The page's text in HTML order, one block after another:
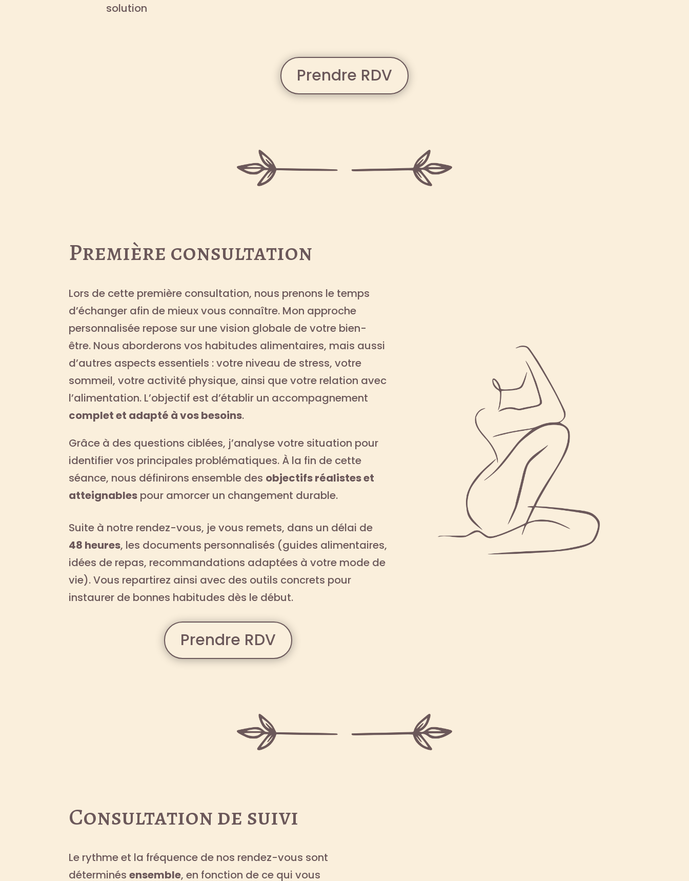
solution
Prendre RDV
Première consultation
Lors de cette première consultation, nous prenons le temps
d’échanger afin de mieux vous connaître. Mon approche
personnalisée repose sur une vision globale de votre bien-
être. Nous aborderons vos habitudes alimentaires, mais aussi
d’autres aspects essentiels : votre niveau de stress, votre
sommeil, votre activité physique, ainsi que votre relation avec
l’alimentation. L’objectif est d’établir un accompagnement
complet et adapté à vos besoins.
Grâce à des questions ciblées, j’analyse votre situation pour
identifier vos principales problématiques. À la fin de cette
séance, nous définirons ensemble des objectifs réalistes et
atteignables pour amorcer un changement durable.
Suite à notre rendez-vous, je vous remets, dans un délai de
48 heures, les documents personnalisés (guides alimentaires,
idées de repas, recommandations adaptées à votre mode de
vie). Vous repartirez ainsi avec des outils concrets pour
instaurer de bonnes habitudes dès le début.
Prendre RDV
Consultation de suivi
Le rythme et la fréquence de nos rendez-vous sont
déterminésensemble, en fonction de ce qui vous